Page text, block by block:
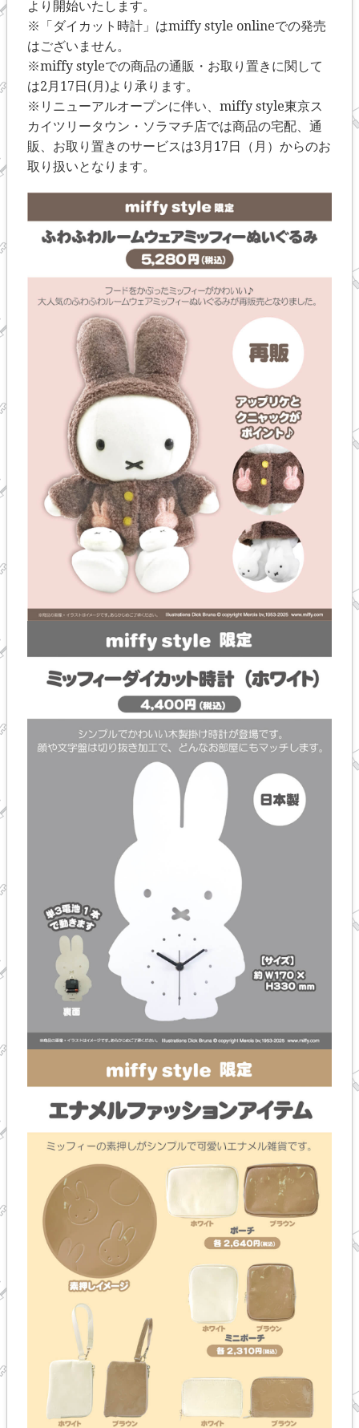
より開始いたします。
※「ダイカット時計」はmiffy style onlineでの発売
はございません。
※miffy styleでの商品の通販・お取り置きに関して
は2月17日(月)より承ります。
※リニューアルオープンに伴い、miffy style東京ス
カイツリータウン・ソラマチ店では商品の宅配、通
販、お取り置きのサービスは3月17日（月）からのお
取り扱いとなります。